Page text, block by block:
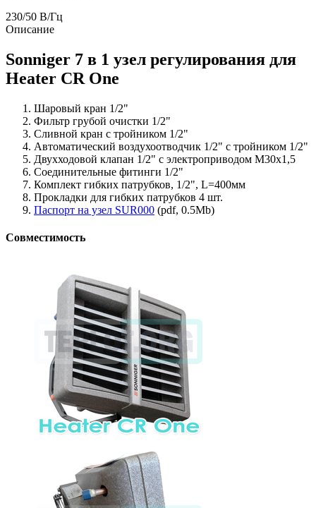
230/50 В/Гц
Описание
Sonniger 7 в 1 узел регулирования для
Heater CR One
Шаровый кран 1/2"
Фильтр грубой очистки 1/2"
Сливной кран с тройником 1/2"
Автоматический воздухоотводчик 1/2" с тройником 1/2"
Двухходовой клапан 1/2" с электроприводом M30x1,5
Соединительные фитинги 1/2"
Комплект гибких патрубков, 1/2", L=400мм
Прокладки для гибких патрубков 4 шт.
Паспорт на узел SUR000 (pdf, 0.5Mb)
Совместимость